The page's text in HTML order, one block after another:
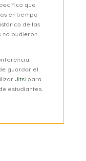
que
en tiempo
de las
no pudieron
guardar el
Jitsi para
estudiantes.